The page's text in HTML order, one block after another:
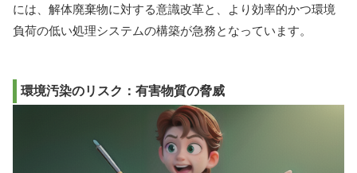
には、解体廃棄物に対する意識改革と、より効率的かつ環境
負荷の低い処理システムの構築が急務となっています。
環境汚染のリスク：有害物質の脅威